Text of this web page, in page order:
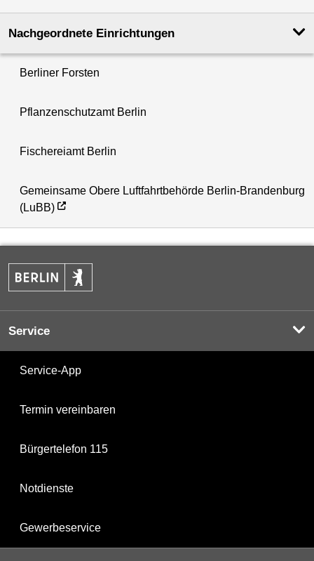
Nachgeordnete Einrichtungen
Berliner Forsten
Pflanzenschutzamt Berlin
Fischereiamt Berlin
Gemeinsame Obere Luftfahrtbehörde Berlin-Brandenburg
(LuBB)
Service
Service-App
Termin vereinbaren
Bürgertelefon 115
Notdienste
Gewerbeservice